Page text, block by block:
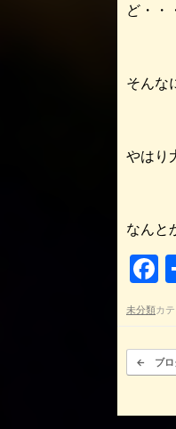
ど・・
そんな
やはり
なんと
F
a
c
e
b
o
未分類カ
投稿ナビ
← ブ